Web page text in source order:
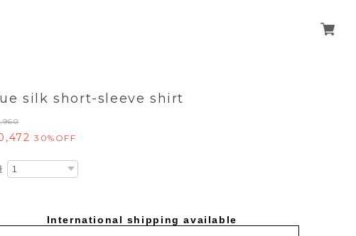
silk short-sleeve shirt
30%OFF
International shipping available